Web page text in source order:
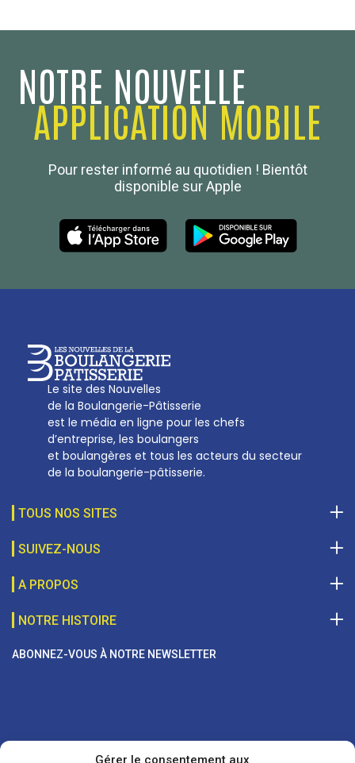
Gérer le consentement aux
NOTRE NOUVELLE
APPLICATION MOBILE
Pour rester informé au quotidien ! Bientôt
disponible sur Apple
Le site des Nouvelles
de la Boulangerie-Pâtisserie
est le média en ligne pour les chefs
d’entreprise, les boulangers
et boulangères et tous les acteurs du secteur
de la boulangerie-pâtisserie.
TOUS NOS SITES
Boulanger de France
SUIVEZ-NOUS
A PROPOS
Les Nouvelles de la Boulangerie-Pâtisserie Française
27, av d’Eylau - 75782 Paris Cédex 16
01 53 70 16 25
NOTRE HISTOIRE
ABONNEZ-VOUS À NOTRE NEWSLETTER